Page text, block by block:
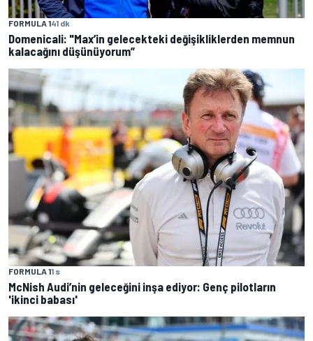
FORMULA 141 dk
Domenicali: "Max’in gelecekteki değişikliklerden memnun
kalacağını düşünüyorum”
FORMULA 11 s
McNish Audi’nin geleceğini inşa ediyor: Genç pilotların
'ikinci babası'